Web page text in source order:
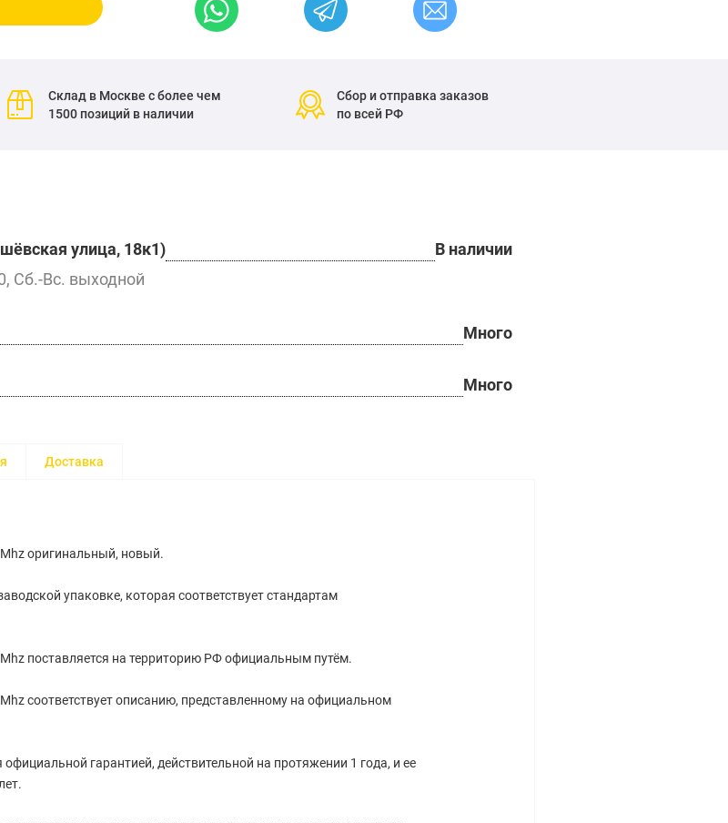
Склад в Москве с более чем
1500 позиций в наличии
Сбор и отправка заказов
по всей РФ
улица, 18к1)
В наличии
Сб.-Вс. выходной
Много
Много
Доставка
оригинальный, новый.
упаковке, которая соответствует стандартам
поставляется на территорию РФ официальным путём.
соответствует описанию, представленному на официальном
гарантией, действительной на протяжении 1 года, и ее